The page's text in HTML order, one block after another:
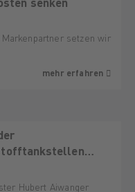
setzen wir
mehr erfahren
Hubert Aiwanger